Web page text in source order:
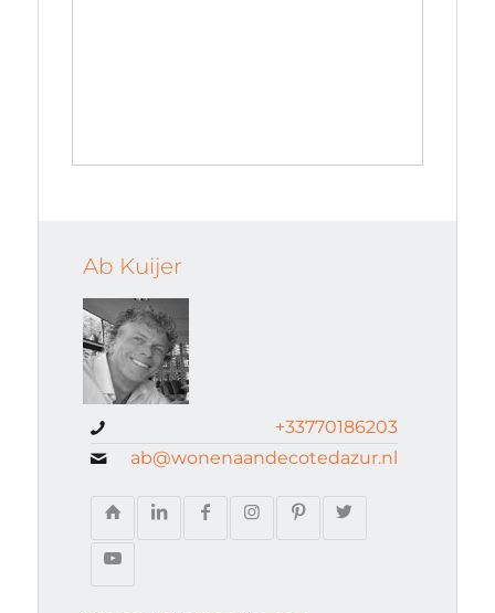
Ab Kuijer
+33770186203
ab@wonenaandecotedazur.nl